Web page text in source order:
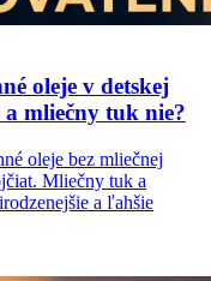
oleje v detskej
mliečny tuk nie?
oleje bez mliečnej
Mliečny tuk a
a ľahšie